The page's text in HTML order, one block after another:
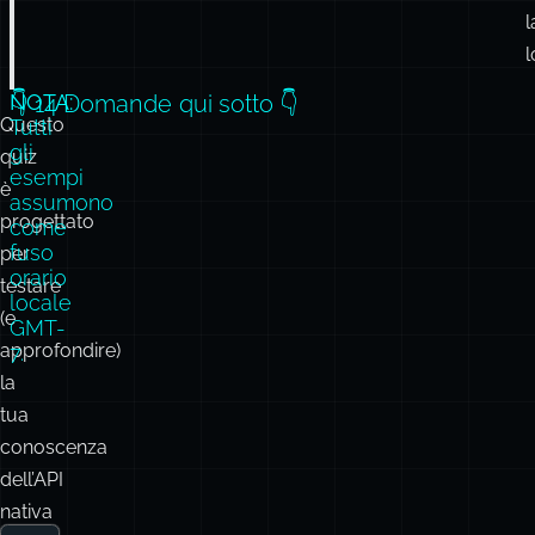
Questo
quiz
è
progettato
per
testare
(e
approfondire)
la
tua
conoscenza
dell’API
nativa
NOTA:
Tutti
gli
esempi
assumono
come
fuso
orario
locale
GMT-
7.
👇 14 Domande qui sotto 👇